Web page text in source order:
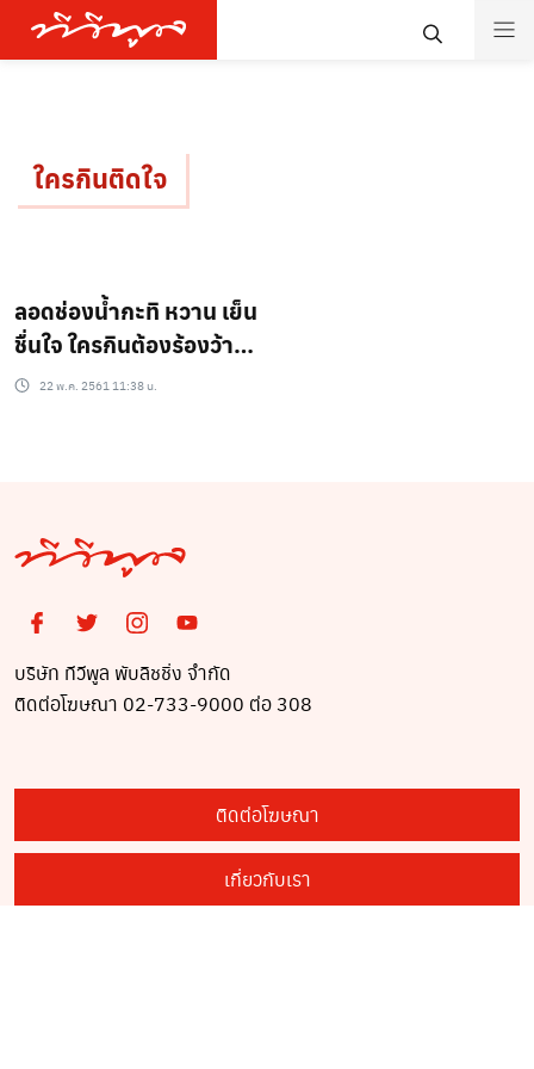
ใครกินติดใจ
ลอดช่องน้ำกะทิ หวาน เย็น
ชื่นใจ ใครกินต้องร้องว้า
ว!!!22 พ.ค. 2561 11:38 น.
บริษัท ทีวีพูล พับลิชชิ่ง จำกัด
ติดต่อโฆษณา 02-733-9000 ต่อ 308
ติดต่อโฆษณา
เกี่ยวกับเรา